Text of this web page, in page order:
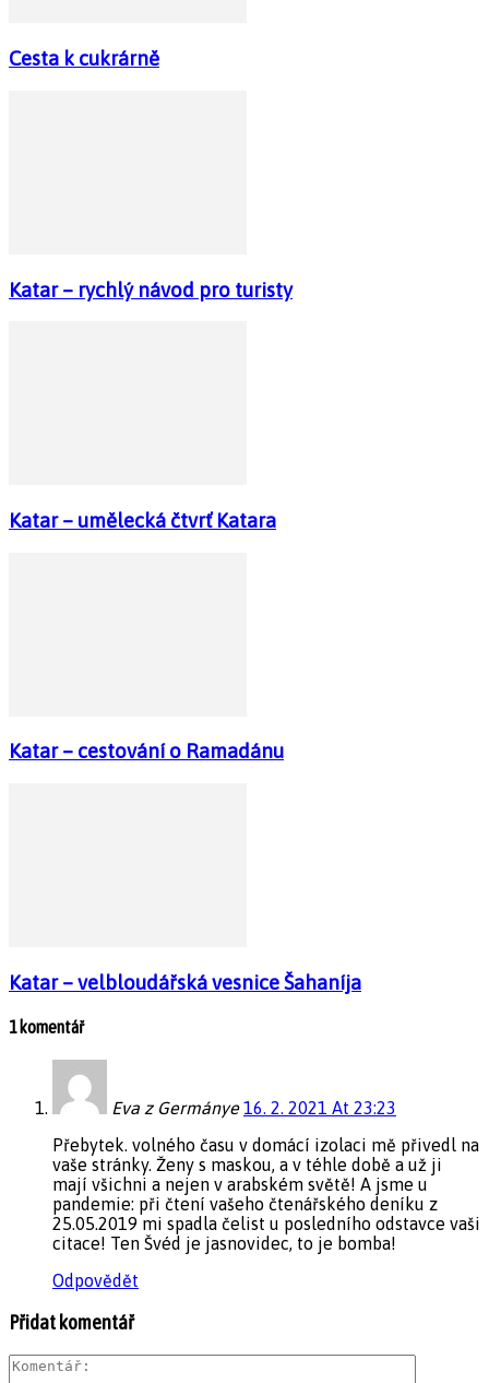
Cesta k cukrárně
Katar – rychlý návod pro turisty
Katar – umělecká čtvrť Katara
Katar – cestování o Ramadánu
Katar – velbloudářská vesnice Šahaníja
1 komentář
Eva z Germánye 16. 2. 2021 At 23:23
Přebytek. volného času v domácí izolaci mě přivedl na
vaše stránky. Ženy s maskou, a v téhle době a už ji
mají všichni a nejen v arabském světě! A jsme u
pandemie: při čtení vašeho čtenářského deníku z
25.05.2019 mi spadla čelist u posledního odstavce vaši
citace! Ten Švéd je jasnovidec, to je bomba!
Odpovědět
Přidat komentář